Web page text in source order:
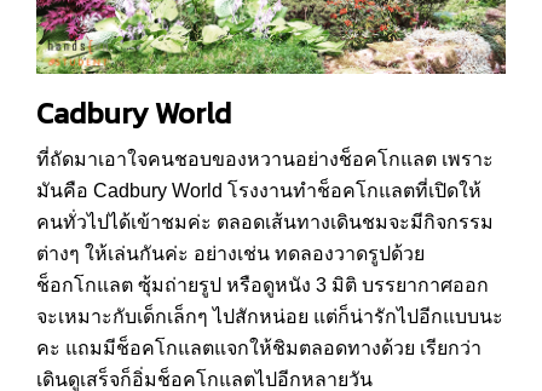
Cadbury World
ที่ถัดมาเอาใจคนชอบของหวานอย่างช็อคโกแลต เพราะ
มันคือ Cadbury World โรงงานทำช็อคโกแลตที่เปิดให้
คนทั่วไปได้เข้าชมค่ะ ตลอดเส้นทางเดินชมจะมีกิจกรรม
ต่างๆ ให้เล่นกันค่ะ อย่างเช่น ทดลองวาดรูปด้วย
ช็อกโกแลต ซุ้มถ่ายรูป หรือดูหนัง 3 มิติ บรรยากาศออก
จะเหมาะกับเด็กเล็กๆ ไปสักหน่อย แต่ก็น่ารักไปอีกแบบนะ
คะ แถมมีช็อคโกแลตแจกให้ชิมตลอดทางด้วย เรียกว่า
เดินดูเสร็จก็อิ่มช็อคโกแลตไปอีกหลายวัน